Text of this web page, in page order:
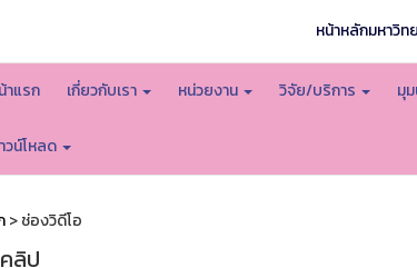
หน้าหลักมหาวิท
าแรก เกี่ยวกับเรา หน่วยงาน วิจัย/บริการ มุ
วน์โหลด
> ช่องวิดีโอ
ลิป